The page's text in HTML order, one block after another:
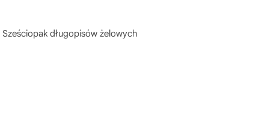
Sześciopak długopisów żelowych